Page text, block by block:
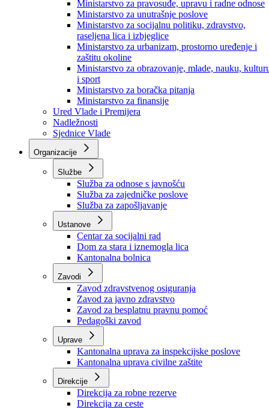
Ministarstva
Ministarstvo za privredu
Ministarstvo za pravosuđe, upravu i radne odnose
Ministarstvo za unutrašnje poslove
Ministarstvo za socijalnu politiku, zdravstvo,
raseljena lica i izbjeglice
Ministarstvo za urbanizam, prostorno uređenje i
zaštitu okoline
Ministarstvo za obrazovanje, mlade, nauku,
i sport
Ministarstvo za boračka pitanja
Ministarstvo za finansije
Ured Vlade i Premijera
Nadležnosti
Sjednice Vlade
Organizacije
Službe
Služba za odnose s javnošću
Služba za zajedničke poslove
Služba za zapošljavanje
Ustanove
Centar za socijalni rad
Dom za stara i iznemogla lica
Kantonalna bolnica
Zavodi
Zavod zdravstvenog osiguranja
Zavod za javno zdravstvo
Zavod za besplatnu pravnu pomoć
Pedagoški zavod
Kantonalna uprava za inspekcijske poslove
Kantonalna uprava civilne zaštite